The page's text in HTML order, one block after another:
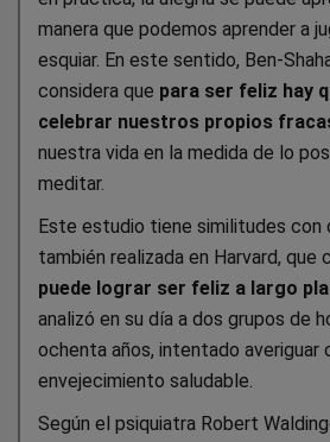
manera que podemos aprender a
esquiar. En este sentido, Ben-
considera que para ser feliz hay
celebrar nuestros propios
nuestra vida en la medida de lo
meditar.
Este estudio tiene similitudes con
también realizada en Harvard, que
puede lograr ser feliz a largo
analizó en su día a dos grupos de
ochenta años, intentado averiguar
envejecimiento saludable.
Según el psiquiatra Robert